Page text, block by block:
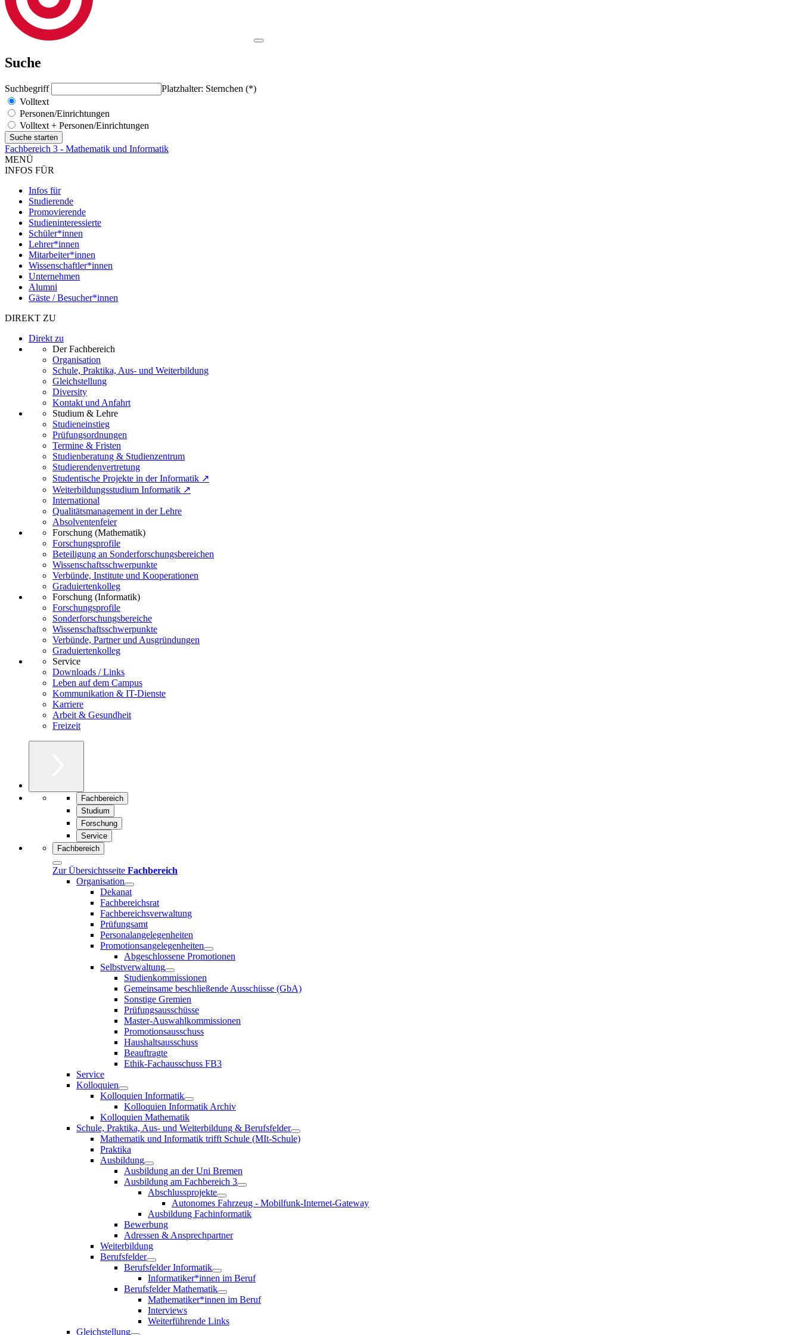
Suche
Suchbegriff
Platzhalter: Sternchen (*)
Volltext
Personen/Einrichtungen
Volltext + Personen/Einrichtungen
Fachbereich 3 - Mathematik und Informatik
MENÜ
INFOS FÜR
Infos für
Studierende
Promovierende
Studieninteressierte
Schüler*innen
Lehrer*innen
Mitarbeiter*innen
Wissenschaftler*innen
Unternehmen
Alumni
Gäste / Besucher*innen
DIREKT ZU
Direkt zu
Der Fachbereich
Organisation
Schule, Praktika, Aus- und Weiterbildung
Gleichstellung
Diversity
Kontakt und Anfahrt
Studium & Lehre
Studieneinstieg
Prüfungsordnungen
Termine & Fristen
Studienberatung & Studienzentrum
Studierendenvertretung
Studentische Projekte in der Informatik ↗
Weiterbildungsstudium Informatik ↗
International
Qualitätsmanagement in der Lehre
Absolventenfeier
Forschung (Mathematik)
Forschungsprofile
Beteiligung an Sonderforschungsbereichen
Wissenschaftsschwerpunkte
Verbünde, Institute und Kooperationen
Graduiertenkolleg
Forschung (Informatik)
Forschungsprofile
Sonderforschungsbereiche
Wissenschaftsschwerpunkte
Verbünde, Partner und Ausgründungen
Graduiertenkolleg
Service
Downloads / Links
Leben auf dem Campus
Kommunikation & IT-Dienste
Karriere
Arbeit & Gesundheit
Freizeit
Fachbereich
Studium
Forschung
Service
Fachbereich
Zur Übersichtsseite Fachbereich
Organisation
Dekanat
Fachbereichsrat
Fachbereichsverwaltung
Prüfungsamt
Personalangelegenheiten
Promotionsangelegenheiten
Abgeschlossene Promotionen
Selbstverwaltung
Studienkommissionen
Gemeinsame beschließende Ausschüsse (GbA)
Sonstige Gremien
Prüfungsausschüsse
Master-Auswahlkommissionen
Promotionsausschuss
Haushaltsausschuss
Beauftragte
Ethik-Fachausschuss FB3
Service
Kolloquien
Kolloquien Informatik
Kolloquien Informatik Archiv
Kolloquien Mathematik
Schule, Praktika, Aus- und Weiterbildung & Berufsfelder
Mathematik und Informatik trifft Schule (MIt-Schule)
Praktika
Ausbildung
Ausbildung an der Uni Bremen
Ausbildung am Fachbereich 3
Abschlussprojekte
Autonomes Fahrzeug - Mobilfunk-Internet-Gateway
Ausbildung Fachinformatik
Bewerbung
Adressen & Ansprechpartner
Weiterbildung
Berufsfelder
Berufsfelder Informatik
Informatiker*innen im Beruf
Berufsfelder Mathematik
Mathematiker*innen im Beruf
Interviews
Weiterführende Links
Gleichstellung